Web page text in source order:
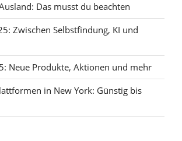
Das musst du beachten
Zwischen Selbstfindung, KI und
Neue Produkte, Aktionen und mehr
in New York: Günstig bis